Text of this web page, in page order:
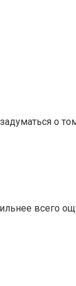
о
всего